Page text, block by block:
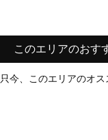
このエリアのおす
只今、このエリアのオス